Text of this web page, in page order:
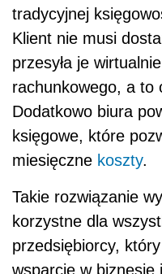
tradycyjnej
Klient nie musi
przesyła je
rachunkowego, a to
Dodatkowo biura
księgowe, które
miesięczne koszty.
Takie rozwiązanie
korzystne dla
przedsiębiorcy,
wsparcie w biznesie